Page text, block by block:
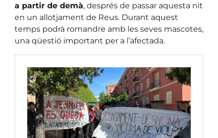
a partir de demà, després de passar aquesta nit
en un allotjament de Reus. Durant aquest
temps podrà romandre amb les seves mascotes,
una qüestió important per a l’afectada.